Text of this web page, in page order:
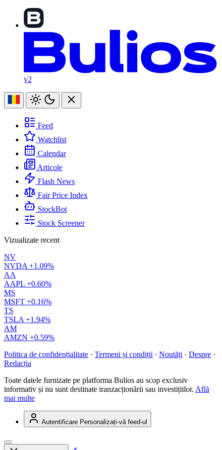
v2
Feed
Watchlist
Calendar
Articole
Flash News
Fair Price Index
StockBot
Stock Screener
Vizualizate recent
NV
NVDA +1.09%
AA
AAPL +0.60%
MS
MSFT +0.16%
TS
TSLA +1.94%
AM
AMZN +0.59%
Politica de confidențialitate · Termeni și condiții · Noutăți · Despre ·
Redacția
Toate datele furnizate pe platforma Bulios au scop exclusiv
informativ și nu sunt destinate tranzacționării sau investițiilor. Află
mai multe
Autentificare Personalizați-vă feed-ul